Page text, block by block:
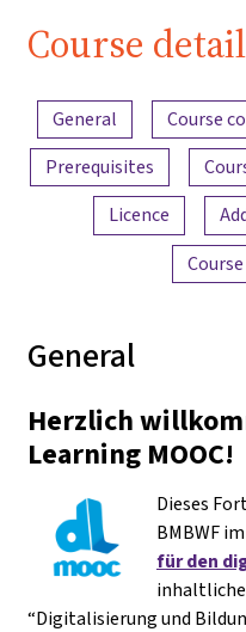
Course
Content overview
General Course
Prerequisites
Licence
General
Herzlich
Learning MOOC!
Dieses
BMBWF
für den
“Digitalisierung und